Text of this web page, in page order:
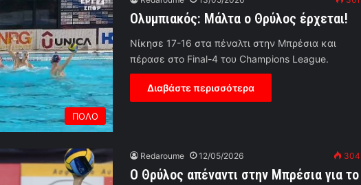
ΠΟΛΟ
Ολυμπιακός: Μάλτα ο Θρύλος έρχεται!
Νίκησε 17-16 στα πέναλτι στην Μπρέσια και
πέρασε στο Final-4 του Champions League.
Διαβάστε περισσότερα
Redaroume 12/05/2026 304
Ο Θρύλος απέναντι στην Μπρέσια για το